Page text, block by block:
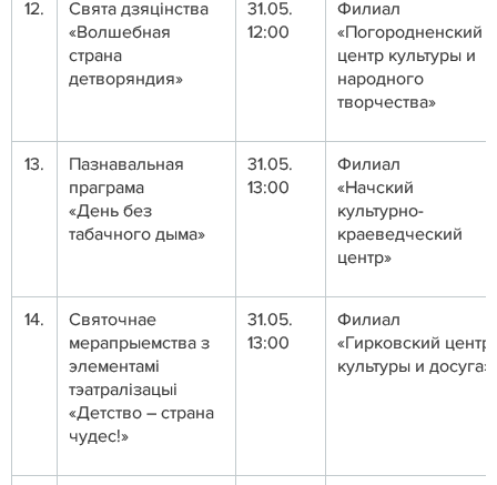
12.
Свята дзяцінства
«Волшебная
страна
детворяндия»
31.05.
12:00
Филиал
«Погородненский
центр культуры и
народного
творчества»
13.
Пазнавальная
праграма
«День без
табачного дыма»
31.05.
13:00
Филиал
«Начский
культурно-
краеведческий
центр»
14.
Святочнае
мерапрыемства з
элементамі
тэатралізацыі
«Детство – страна
чудес!»
31.05.
13:00
Филиал
«Гирковский центр
культуры и досуга»